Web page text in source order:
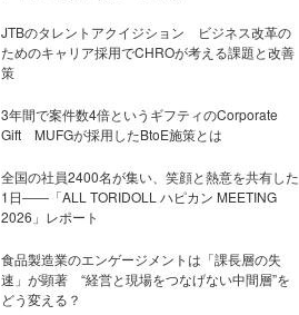
JTBのタレントアクイジション ビジネス改革の
ためのキャリア採用でCHROが考える課題と改善
策
3年間で案件数4倍というギフティのCorporate
Gift MUFGが採用したBtoE施策とは
全国の社員2400名が集い、笑顔と熱意を共有した
1日――「ALL TORIDOLL ハピカン MEETING
2026」レポート
食品製造業のエンゲージメントは「課長層の失
速」が顕著 “経営と現場をつなげない中間層”を
どう変える？